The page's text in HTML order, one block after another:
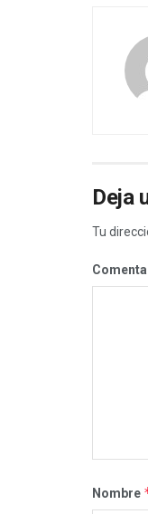
Deja
Tu
Nombre